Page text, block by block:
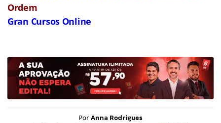
Ordem
Gran Cursos Online
Por Anna Rodrigues